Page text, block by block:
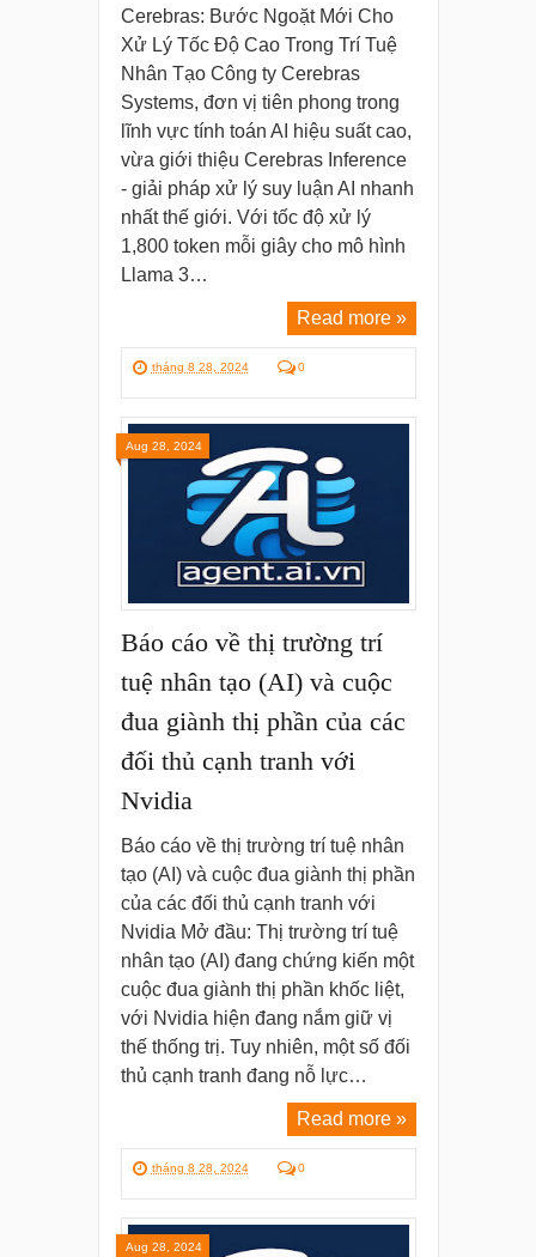
Cerebras: Bước Ngoặt Mới Cho
Xử Lý Tốc Độ Cao Trong Trí Tuệ
Nhân Tạo Công ty Cerebras
Systems, đơn vị tiên phong trong
lĩnh vực tính toán AI hiệu suất cao,
vừa giới thiệu Cerebras Inference
- giải pháp xử lý suy luận AI nhanh
nhất thế giới. Với tốc độ xử lý
1,800 token mỗi giây cho mô hình
Llama 3…
Read more »
tháng 8 28, 2024 0
Báo cáo về thị trường trí
tuệ nhân tạo (AI) và cuộc
đua giành thị phần của các
đối thủ cạnh tranh với
Nvidia
Báo cáo về thị trường trí tuệ nhân
tạo (AI) và cuộc đua giành thị phần
của các đối thủ cạnh tranh với
Nvidia Mở đầu: Thị trường trí tuệ
nhân tạo (AI) đang chứng kiến một
cuộc đua giành thị phần khốc liệt,
với Nvidia hiện đang nắm giữ vị
thế thống trị. Tuy nhiên, một số đối
thủ cạnh tranh đang nỗ lực…
Read more »
tháng 8 28, 2024 0
Aug 28, 2024
Aug 28, 2024